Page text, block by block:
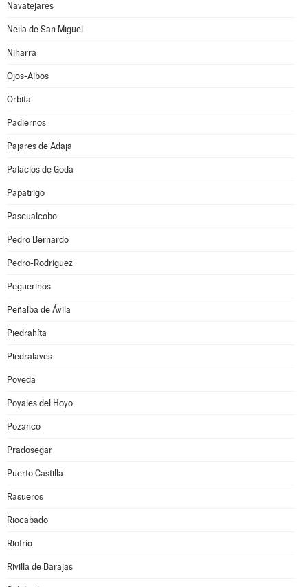
Navatejares
Neila de San Miguel
Niharra
Ojos-Albos
Orbita
Padiernos
Pajares de Adaja
Palacios de Goda
Papatrigo
Pascualcobo
Pedro Bernardo
Pedro-Rodríguez
Peguerinos
Peñalba de Ávila
Piedrahíta
Piedralaves
Poveda
Poyales del Hoyo
Pozanco
Pradosegar
Puerto Castilla
Rasueros
Riocabado
Riofrío
Rivilla de Barajas